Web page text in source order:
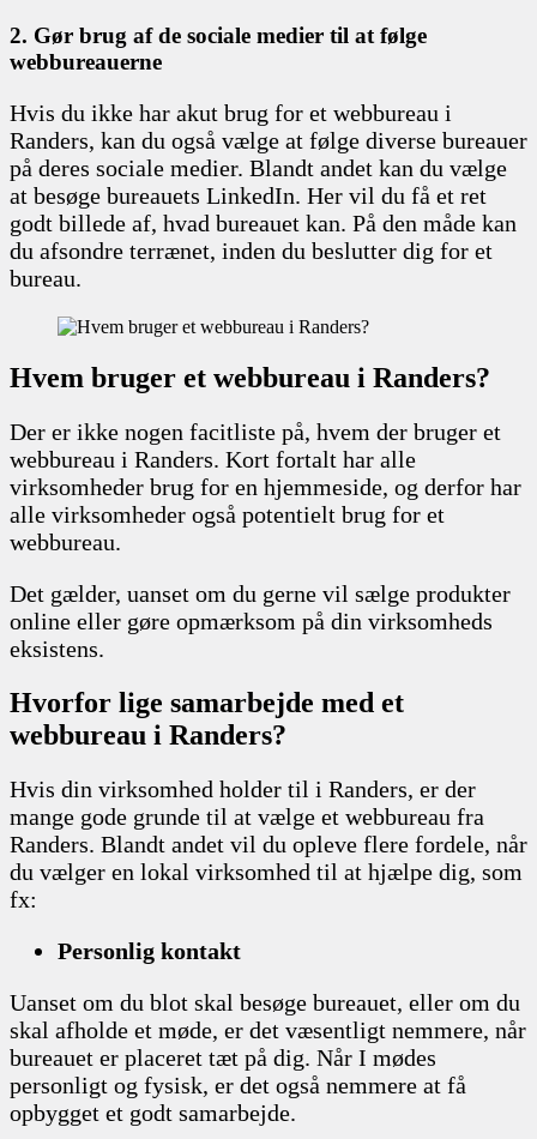
2. Gør brug af de sociale medier til at følge
webbureauerne
Hvis du ikke har akut brug for et webbureau i
Randers, kan du også vælge at følge diverse bureauer
på deres sociale medier. Blandt andet kan du vælge
at besøge bureauets LinkedIn. Her vil du få et ret
godt billede af, hvad bureauet kan. På den måde kan
du afsondre terrænet, inden du beslutter dig for et
bureau.
Hvem bruger et webbureau i Randers?
Der er ikke nogen facitliste på, hvem der bruger et
webbureau i Randers. Kort fortalt har alle
virksomheder brug for en hjemmeside, og derfor har
alle virksomheder også potentielt brug for et
webbureau.
Det gælder, uanset om du gerne vil sælge produkter
online eller gøre opmærksom på din virksomheds
eksistens.
Hvorfor lige samarbejde med et
webbureau i Randers?
Hvis din virksomhed holder til i Randers, er der
mange gode grunde til at vælge et webbureau fra
Randers. Blandt andet vil du opleve flere fordele, når
du vælger en lokal virksomhed til at hjælpe dig, som
fx:
Personlig kontakt
Uanset om du blot skal besøge bureauet, eller om du
skal afholde et møde, er det væsentligt nemmere, når
bureauet er placeret tæt på dig. Når I mødes
personligt og fysisk, er det også nemmere at få
opbygget et godt samarbejde.